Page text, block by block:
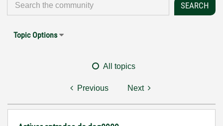
Topic Options
All topics
Previous Next